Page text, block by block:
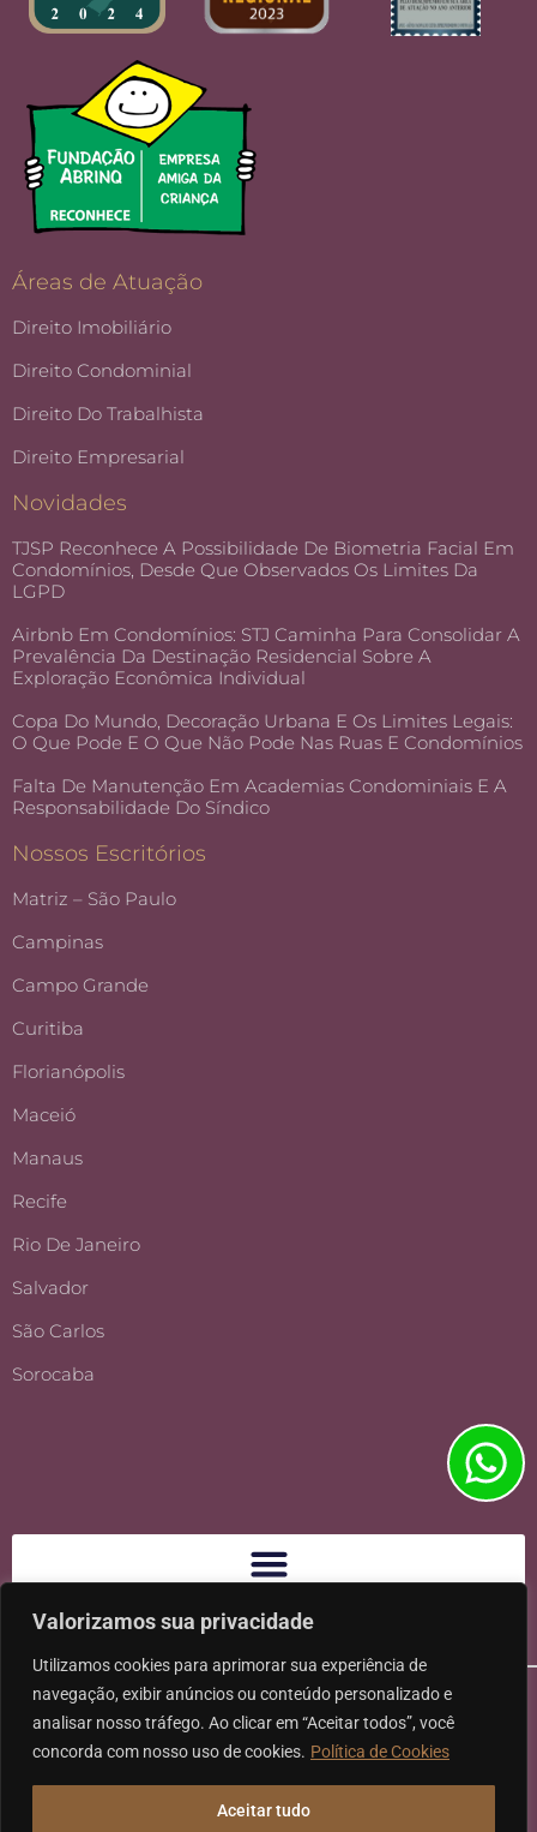
Valorizamos sua privacidade
Utilizamos cookies para aprimorar sua experiência de
navegação, exibir anúncios ou conteúdo personalizado e
analisar nosso tráfego. Ao clicar em “Aceitar todos”, você
concorda com nosso uso de cookies. Política de Cookies
Aceitar tudo
Áreas de Atuação
Direito Imobiliário
Direito Condominial
Direito Do Trabalhista
Direito Empresarial
Novidades
TJSP Reconhece A Possibilidade De Biometria Facial Em
Condomínios, Desde Que Observados Os Limites Da
LGPD
Airbnb Em Condomínios: STJ Caminha Para Consolidar A
Prevalência Da Destinação Residencial Sobre A
Exploração Econômica Individual
Copa Do Mundo, Decoração Urbana E Os Limites Legais:
O Que Pode E O Que Não Pode Nas Ruas E Condomínios
Falta De Manutenção Em Academias Condominiais E A
Responsabilidade Do Síndico
Nossos Escritórios
Matriz – São Paulo
Campinas
Campo Grande
Curitiba
Florianópolis
Maceió
Manaus
Recife
Rio De Janeiro
Salvador
São Carlos
Sorocaba
Ⓒ 2026 - Todos os direitos reservados à Karpat Sociedade de
Advogados | CNPJ: 11.317.840/0001-07